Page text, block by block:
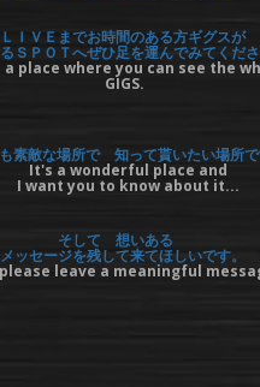
ＬＩＶＥまでお時間のある方ギグスが
ＳＰＯＴへぜひ足を運んでみてくだ
a place where you can see the
GIGS.
素敵な場所で 知って貰いたい場所
It's a wonderful place and
I want you to know about it...
そして 想いある
メッセージを残して来てほしいです。
leave a meaningful